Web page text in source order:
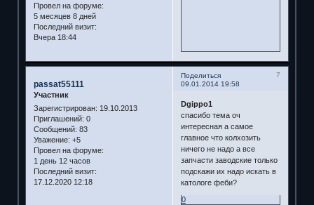
Провел на форуме:
5 месяцев 8 дней
Последний визит:
Вчера 18:44
Поделиться
7
09.01.2014 19:58
passat55111
Участник
Зарегистрирован: 19.10.2013
Приглашений: 0
Сообщений: 83
Уважение: +5
Провел на форуме:
1 день 12 часов
Последний визит:
17.12.2020 12:18
Dgippo1
спасибо тема оч
интересная а самое
главное что колхозить
ничего не надо а все
запчасти заводские только
подскажи их надо искать в
катологе феби?
0